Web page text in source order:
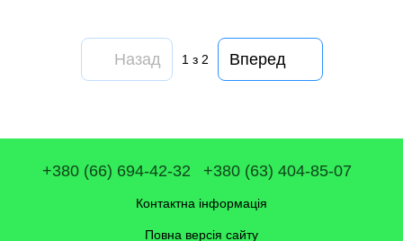
Назад 1 з 2 Вперед
+380 (66) 694-42-32 +380 (63) 404-85-07
Контактна інформація
Повна версія сайту